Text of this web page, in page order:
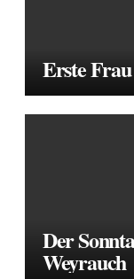
Erste
Der
Weyrauch